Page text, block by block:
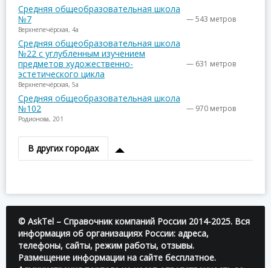
Средняя общеобразовательная школа
№7
Верхнепечёрская, 4а
— 543 метров
Средняя общеобразовательная школа
№22 с углубленным изучением
предметов художественно-
эстетического цикла
Верхнепечёрская, 5а
— 631 метров
Средняя общеобразовательная школа
№102
Родионова, 201
— 970 метров
В других городах
© AskTel – Справочник компаний России 2014-2025. Вся
информация об организациях России: адреса,
телефоны, сайты, режим работы, отзывы.
Размещение информации на сайте бесплатное.